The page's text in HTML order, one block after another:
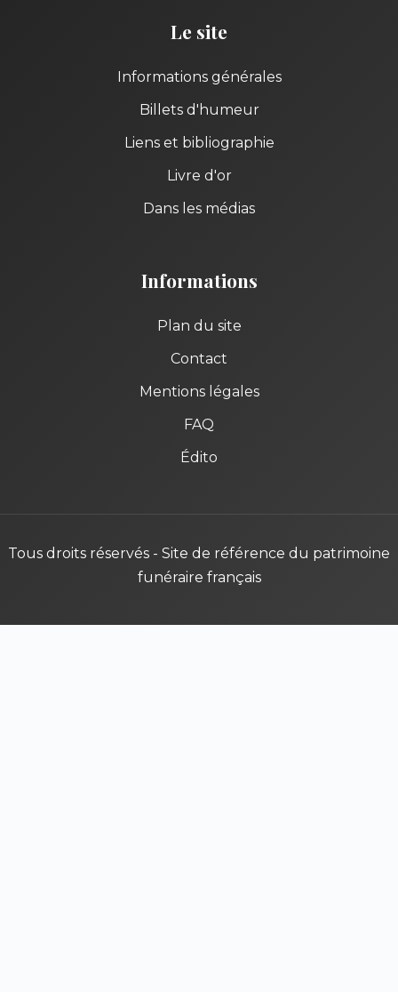
Le site
Informations générales
Billets d'humeur
Liens et bibliographie
Livre d'or
Dans les médias
Informations
Plan du site
Contact
Mentions légales
FAQ
Édito
Tous droits réservés - Site de référence du patrimoine
funéraire français